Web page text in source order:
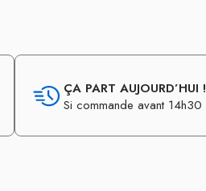
ÇA PART AUJOURD’HUI !
Si commande avant 14h30